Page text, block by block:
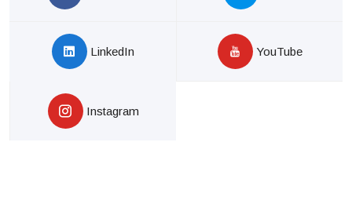
LinkedIn YouTube
Instagram